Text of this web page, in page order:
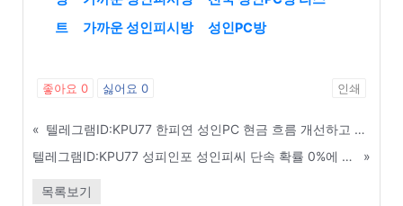
트
가까운 성인피시방 성인PC방
좋아요 0 싫어요 0 인쇄
«
텔레그램ID:KPU77 한피연 성인PC 현금 흐름 개선하고 순수익 극대화하는 법 - 문경
텔레그램ID:KPU77 성피인포 성인피씨 단속 확률 0%에 도전하는 매장 관리 비법 - 양평
»
목록보기